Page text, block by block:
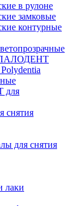
в рулоне
замковые
контурные
ПАЛОДЕНТ
для
снятия
для снятия
лаки